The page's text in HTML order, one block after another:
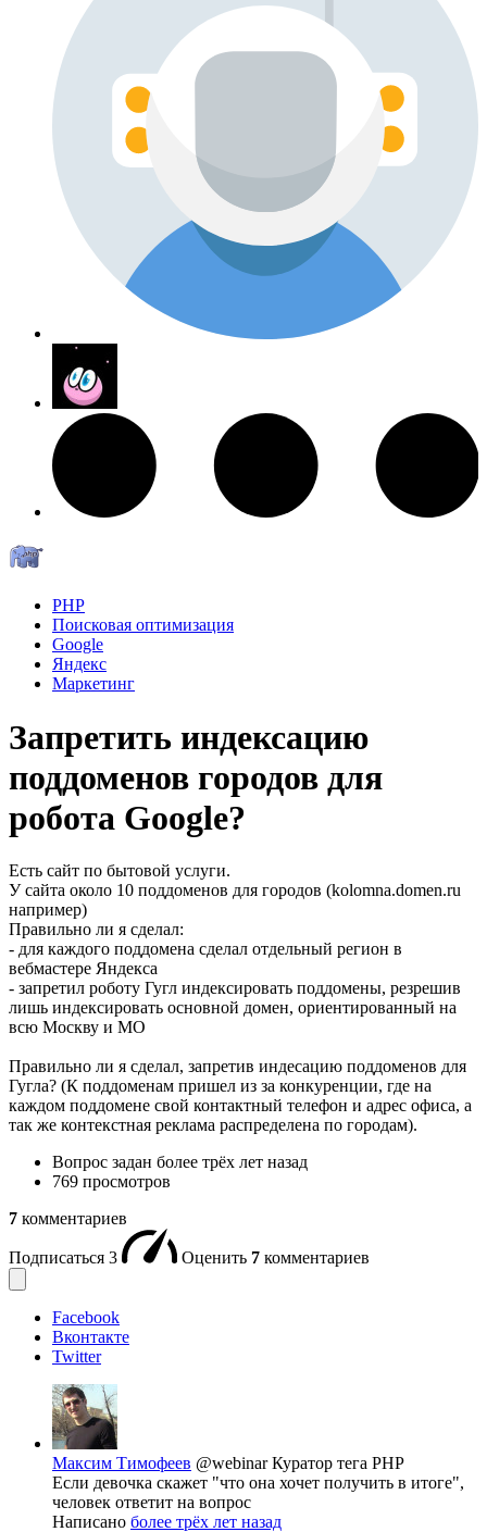
PHP
Поисковая оптимизация
Google
Яндекс
Маркетинг
Запретить индексацию
поддоменов городов для
робота Google?
Есть сайт по бытовой услуги.
У сайта около 10 поддоменов для городов (kolomna.domen.ru
например)
Правильно ли я сделал:
- для каждого поддомена сделал отдельный регион в
вебмастере Яндекса
- запретил роботу Гугл индексировать поддомены, резрешив
лишь индексировать основной домен, ориентированный на
всю Москву и МО
Правильно ли я сделал, запретив индесацию поддоменов для
Гугла? (К поддоменам пришел из за конкуренции, где на
каждом поддомене свой контактный телефон и адрес офиса, а
так же контекстная реклама распределена по городам).
Вопрос задан более трёх лет назад
769 просмотров
7 комментариев
Подписаться 3 Оценить 7 комментариев
Facebook
Вконтакте
Twitter
Максим Тимофеев @webinarКуратор тега PHP
Если девочка скажет "что она хочет получить в итоге",
человек ответит на вопрос
Написано более трёх лет назад